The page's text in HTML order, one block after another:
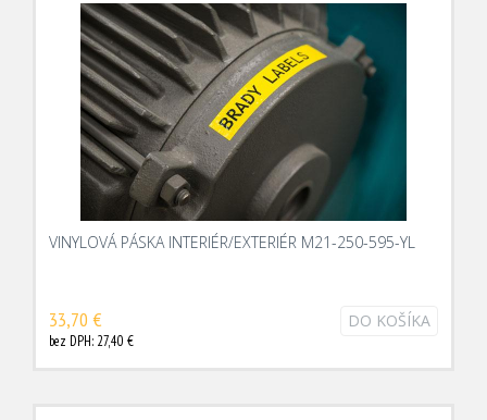
VINYLOVÁ PÁSKA INTERIÉR/EXTERIÉR M21-250-595-YL
33,70 €
bez DPH: 27,40 €
DO KOŠÍKA